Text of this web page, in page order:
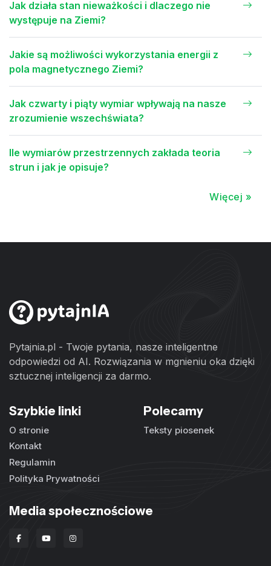
Jak działa stan nieważkości i dlaczego nie
występuje na Ziemi?
Jakie są możliwości wykorzystania energii z
pola magnetycznego Ziemi?
Jak czwarty i piąty wymiar wpływają na nasze
zrozumienie wszechświata?
Ile wymiarów przestrzennych zakłada teoria
strun i jak je opisuje?
Więcej »
Pytajnia.pl - Twoje pytania, nasze inteligentne
odpowiedzi od AI. Rozwiązania w mgnieniu oka dzięki
sztucznej inteligencji za darmo.
Szybkie linki
O stronie
Kontakt
Regulamin
Polityka Prywatności
Polecamy
Teksty piosenek
Media społecznościowe